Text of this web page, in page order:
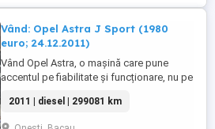
Vând: Opel Astra J Sport (1980
euro; 24.12.2011)
Vând Opel Astra, o mașină care pune
accentul pe fiabilitate și funcționare, nu pe
mașina merge foarte bine, pornește fără
probleme, motorul funcționează
2011 | diesel | 299081 km